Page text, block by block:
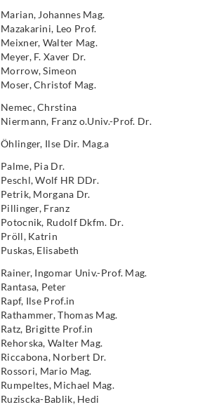
Marian, Johannes Mag.
Mazakarini, Leo Prof.
Meixner, Walter Mag.
Meyer, F. Xaver Dr.
Morrow, Simeon
Moser, Christof Mag.
Nemec, Chrstina
Niermann, Franz o.Univ.-Prof. Dr.
Öhlinger, Ilse Dir. Mag.a
Palme, Pia Dr.
Peschl, Wolf HR DDr.
Petrik, Morgana Dr.
Pillinger, Franz
Potocnik, Rudolf Dkfm. Dr.
Pröll, Katrin
Puskas, Elisabeth
Rainer, Ingomar Univ.-Prof. Mag.
Rantasa, Peter
Rapf, Ilse Prof.in
Rathammer, Thomas Mag.
Ratz, Brigitte Prof.in
Rehorska, Walter Mag.
Riccabona, Norbert Dr.
Rossori, Mario Mag.
Rumpeltes, Michael Mag.
Ruziscka-Bablik, Hedi